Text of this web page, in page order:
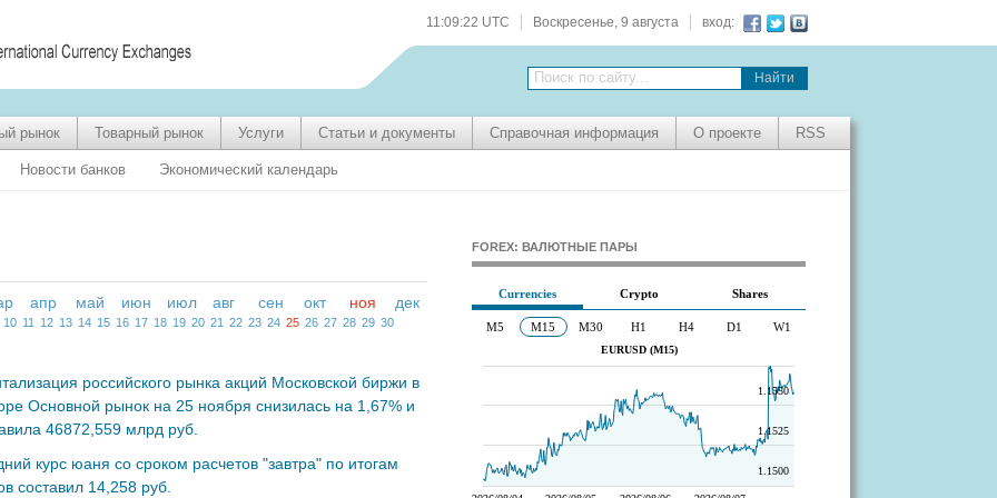
11:09:23 UTC Воскресенье, 9 августа вход:
Поиск по сайту...
рынок Товарный рынок Услуги Статьи и документы Справочная информация О проекте RSS
Новости банков Экономический календарь
апр май июн июл авг сен окт ноя дек
10 11 12 13 14 15 16 17 18 19 20 21 22 23 24 25 26 27 28 29 30
российского рынка акций Московской биржи в
Основной рынок на 25 ноября снизилась на 1,67% и
46872,559 млрд руб.
курс юаня со сроком расчетов "завтра" по итогам
составил 14,258 руб.
FOREX: ВАЛЮТНЫЕ ПАРЫ